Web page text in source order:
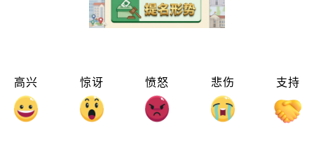
高兴 惊讶 愤怒 悲伤 支持